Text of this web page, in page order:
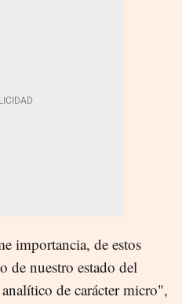
importancia, de estos
de nuestro estado del
de carácter micro",